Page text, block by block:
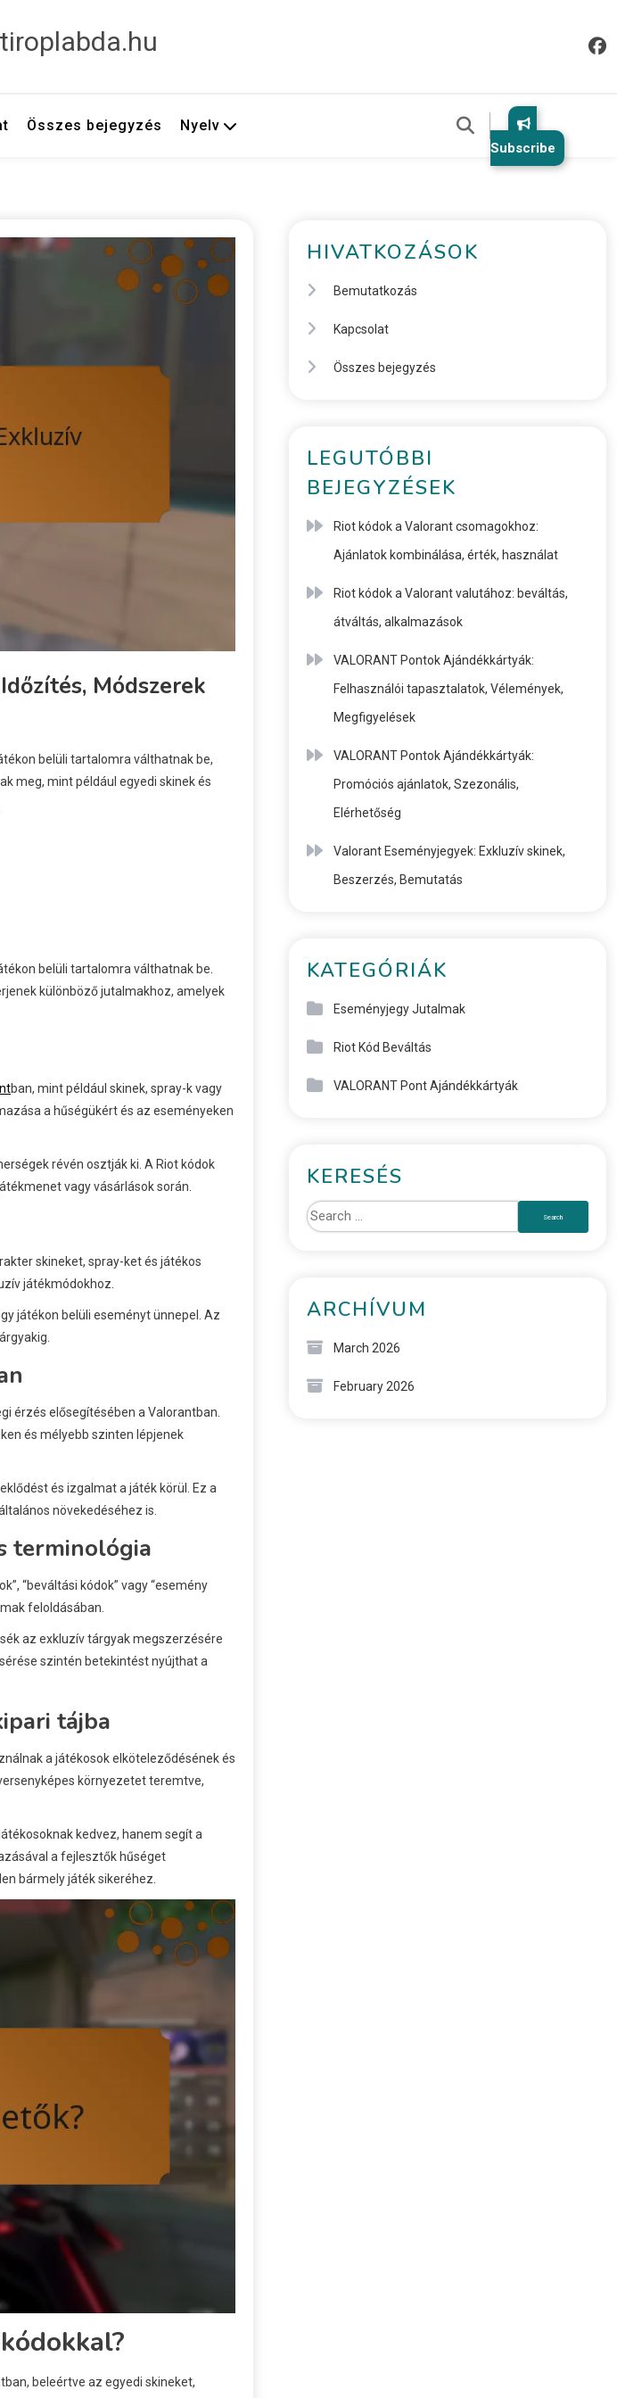
Összes bejegyzés Nyelv
Subscribe
Módszerek
belüli tartalomra válthatnak be,
meg, mint például egyedi skinek és
belüli tartalomra válthatnak be.
különböző jutalmakhoz, amelyek
ban, mint például skinek, spray-k vagy
a hűségükért és az eseményeken
révén osztják ki. A Riot kódok
vagy vásárlások során.
skineket, spray-ket és játékos
játékmódokhoz.
játékon belüli eseményt ünnepel. Az
érzés elősegítésében a Valorantban.
és mélyebb szinten lépjenek
és izgalmat a játék körül. Ez a
növekedéséhez is.
terminológia
“beváltási kódok” vagy “esemény
feloldásában.
az exkluzív tárgyak megszerzésére
szintén betekintést nyújthat a
tájba
a játékosok elköteleződésének és
környezetet teremtve,
kedvez, hanem segít a
a fejlesztők hűséget
bármely játék sikeréhez.
beleértve az egyedi skineket,
HIVATKOZÁSOK
Bemutatkozás
Kapcsolat
Összes bejegyzés
LEGUTÓBBI
BEJEGYZÉSEK
Riot kódok a Valorant csomagokhoz:
Ajánlatok kombinálása, érték, használat
Riot kódok a Valorant valutához: beváltás,
átváltás, alkalmazások
VALORANT Pontok Ajándékkártyák:
Felhasználói tapasztalatok, Vélemények,
Megfigyelések
VALORANT Pontok Ajándékkártyák:
Promóciós ajánlatok, Szezonális,
Elérhetőség
Valorant Eseményjegyek: Exkluzív skinek,
Beszerzés, Bemutatás
KATEGÓRIÁK
Eseményjegy Jutalmak
Riot Kód Beváltás
VALORANT Pont Ajándékkártyák
KERESÉS
ARCHÍVUM
March 2026
February 2026